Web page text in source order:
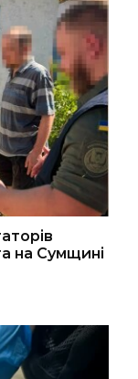
на Сумщині